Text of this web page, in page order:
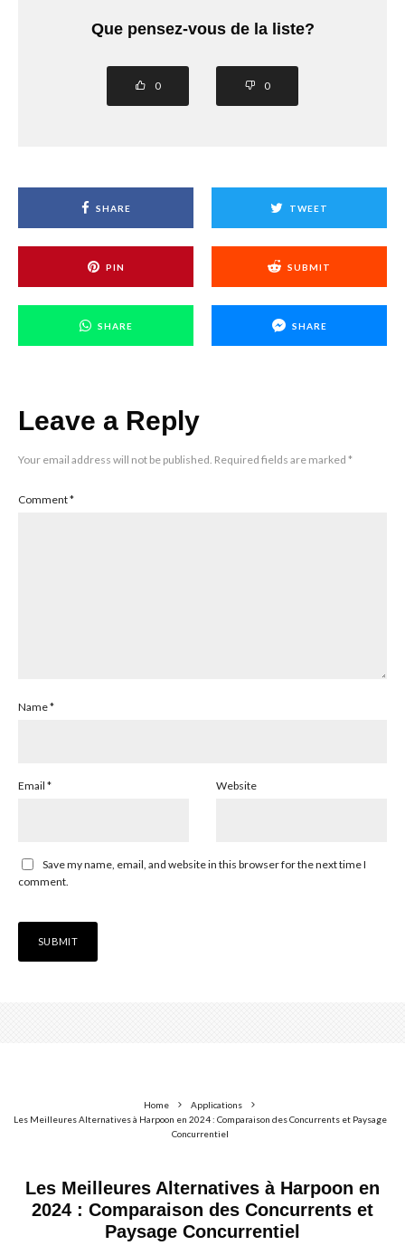
Que pensez-vous de la liste?
0 0
SHARE TWEET
PIN SUBMIT
SHARE SHARE
Leave a Reply
Your email address will not be published. Required fields are marked *
Comment*
Name*
Email * Website
Save my name, email, and website in this browser for the next time I
comment.
Home
Applications
Les Meilleures Alternatives à Harpoon en 2024 : Comparaison des Concurrents et Paysage
Concurrentiel
Les Meilleures Alternatives à Harpoon en
2024 : Comparaison des Concurrents et
Paysage Concurrentiel